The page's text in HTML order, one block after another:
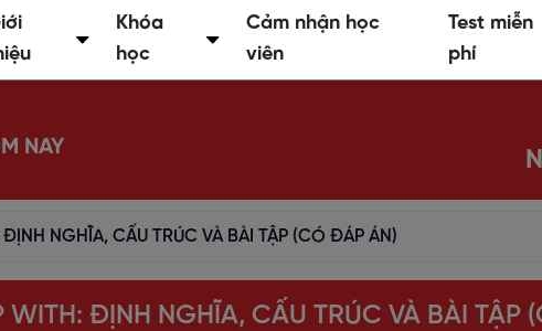
Khóa
học
Cảm nhận học
viên
Test miễn
phí
NAY
ĐỊNH NGHĨA, CẤU TRÚC VÀ BÀI TẬP (CÓ ĐÁP ÁN)
WITH: ĐỊNH NGHĨA, CẤU TRÚC VÀ BÀI TẬP